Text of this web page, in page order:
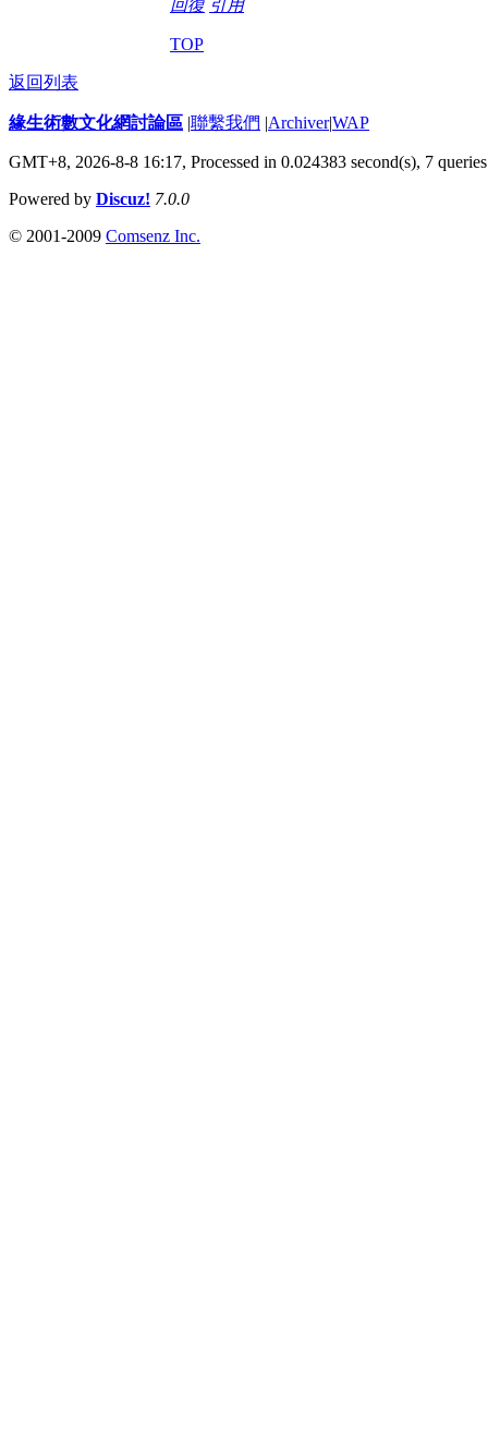
回復 引用
TOP
返回列表
緣生術數文化網討論區 |聯繫我們 |Archiver|WAP
GMT+8, 2026-8-8 16:17, Processed in 0.024383 second(s), 7 queries
Powered by Discuz! 7.0.0
© 2001-2009 Comsenz Inc.